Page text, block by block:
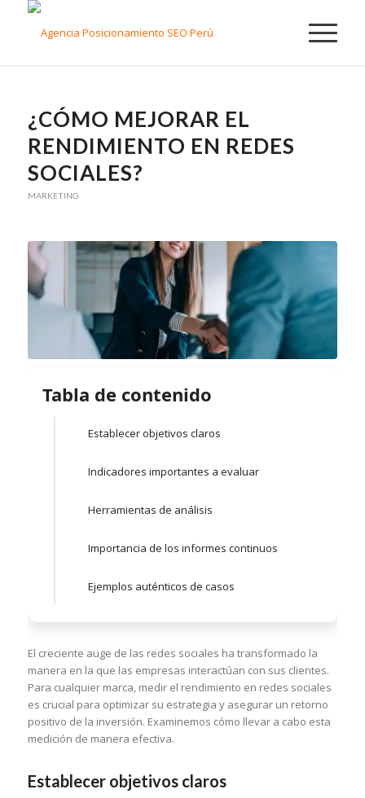
¿CÓMO MEJORAR EL
RENDIMIENTO EN REDES
SOCIALES?
MARKETING
Tabla de contenido
Establecer objetivos claros
Indicadores importantes a evaluar
Herramientas de análisis
Importancia de los informes continuos
Ejemplos auténticos de casos
El creciente auge de las redes sociales ha transformado la
manera en la que las empresas interactúan con sus clientes.
Para cualquier marca, medir el rendimiento en redes sociales
es crucial para optimizar su estrategia y asegurar un retorno
positivo de la inversión. Examinemos cómo llevar a cabo esta
medición de manera efectiva.
Establecer objetivos claros